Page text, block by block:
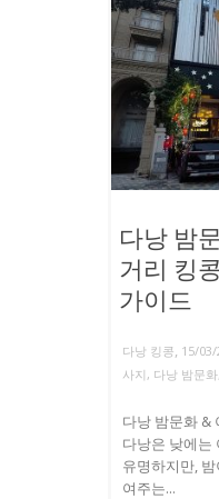
다낭 밤
거리 킹
가이드
다낭 킹콩, 15/
사지 , 다낭 밤문화
다낭 밤문화 &
다낭은 낮에는
유명하지만,
여주는...